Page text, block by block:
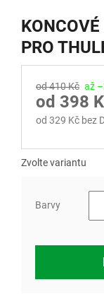
PRO
od 410 Kč až
od 398
od 329 Kč bez
Zvolte variantu
Barvy